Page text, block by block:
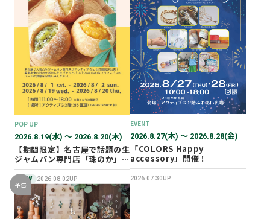
POP UP
2026.8.19(水) 〜 2026.8.20(木)
【期間限定】名古屋で話題の生
ジャムパン専門店「珠のか」
POP UP SHOP
NEW 2026.08.02UP
EVENT
2026.8.27(木) 〜 2026.8.28(金)
「COLORS Happy
accessory」開催！
2026.07.30UP
予告